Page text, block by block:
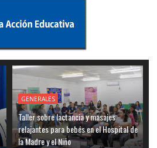
GENERALES
Taller sobre lactancia y masajes
relajantes para bebés en el Hospital de
la Madre y el Niño